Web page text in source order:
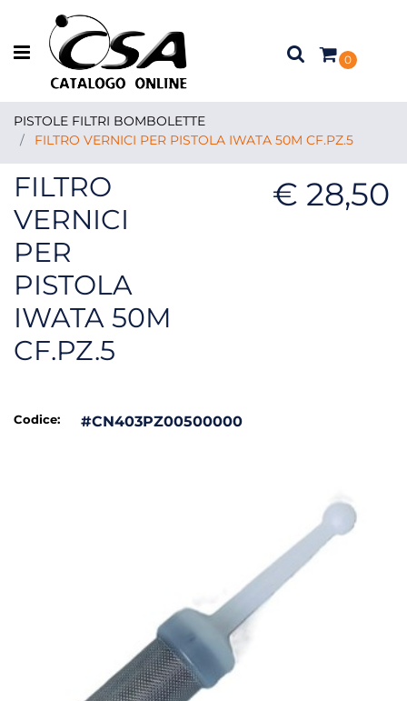
Open menu
0
PISTOLE FILTRI BOMBOLETTE
FILTRO VERNICI PER PISTOLA IWATA 50M CF.PZ.5
FILTRO
VERNICI
PER
PISTOLA
IWATA 50M
CF.PZ.5
€ 28,50
Codice: #CN403PZ00500000